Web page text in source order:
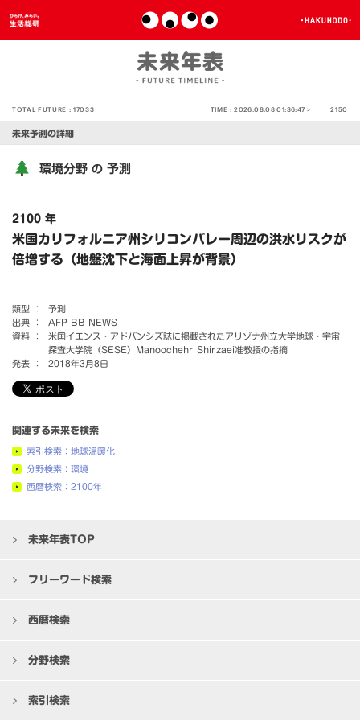
TOTAL FUTURE :17033 TIME :2026.08.08 01:36:47 > 2150
未来予測の詳細
環境分野 の 予測
2100 年
米国カリフォルニア州シリコンバレー周辺の洪水リスクが
倍増する（地盤沈下と海面上昇が背景）
類型 ：
予測
出典 ：
AFP BB NEWS
資料 ：
米国イエンス・アドバンシズ誌に掲載されたアリゾナ州立大学地球・宇宙
探査大学院（SESE）Manoochehr Shirzaei准教授の指摘
発表 ：
2018年3月8日
関連する未来を検索
索引検索：地球温暖化
分野検索：環境
西暦検索：2100年
未来年表TOP
フリーワード検索
西暦検索
分野検索
索引検索